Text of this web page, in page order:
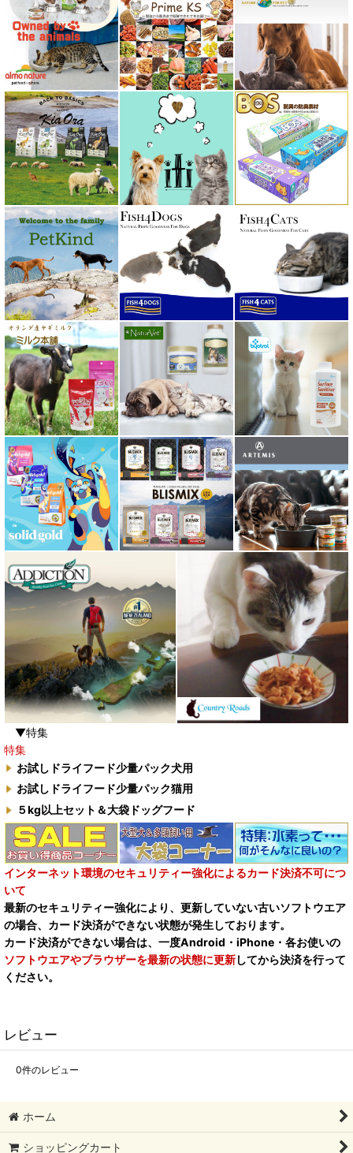
▼特集
特集
お試しドライフード少量パック犬用
お試しドライフード少量パック猫用
５kg以上セット＆大袋ドッグフード
インターネット環境のセキュリティー強化によるカード決済不可につ
いて
最新のセキュリティー強化により、更新していない古いソフトウエア
の場合、カード決済ができない状態が発生しております。
カード決済ができない場合は、一度Android・iPhone・各お使いの
ソフトウエアやブラウザーを最新の状態に更新してから決済を行って
ください。
レビュー
0件のレビュー
ホーム
ショッピングカート